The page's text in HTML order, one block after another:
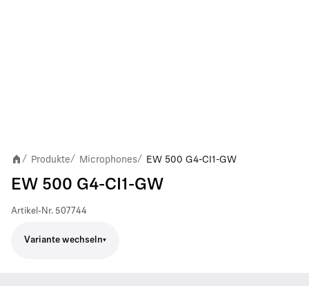
/ Produkte/ Microphones/ EW 500 G4-CI1-GW
EW 500 G4-CI1-GW
Artikel-Nr. 507744
Variante wechseln